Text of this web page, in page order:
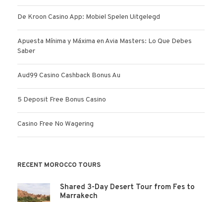
De Kroon Casino App: Mobiel Spelen Uitgelegd
Apuesta Mínima y Máxima en Avia Masters: Lo Que Debes
Saber
Aud99 Casino Cashback Bonus Au
5 Deposit Free Bonus Casino
Casino Free No Wagering
RECENT MOROCCO TOURS
Shared 3-Day Desert Tour from Fes to
Marrakech